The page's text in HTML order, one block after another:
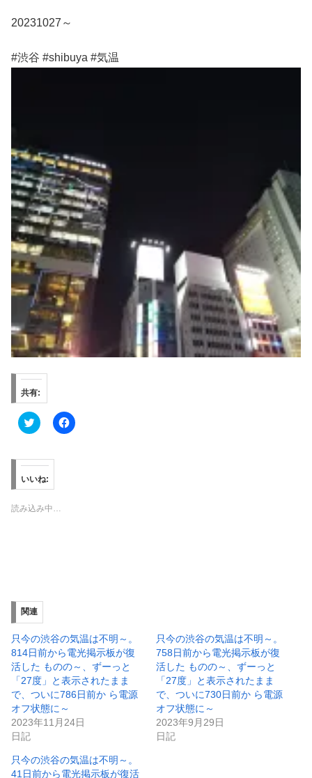
20231027～
#渋谷 #shibuya #気温
共有:
ク
リ
し
て
T
w
i
t
ウ
ィ
ン
ウ
で
開
き
ま
す
)
F
a
い
(
新
し
い
ウ
ィ
ン
ウ
で
ま
す
)
いいね:
読み込み中…
関連
只今の渋谷の気温は不明～。
814日前から電光掲示板が復
活した ものの～、ずーっと
「27度」と表示されたまま
で、ついに786日前か ら電源
オフ状態に～
2023年11月24日
日記
只今の渋谷の気温は不明～。
758日前から電光掲示板が復
活した ものの～、ずーっと
「27度」と表示されたまま
で、ついに730日前か ら電源
オフ状態に～
2023年9月29日
日記
只今の渋谷の気温は不明～。
41日前から電光掲示板が復活